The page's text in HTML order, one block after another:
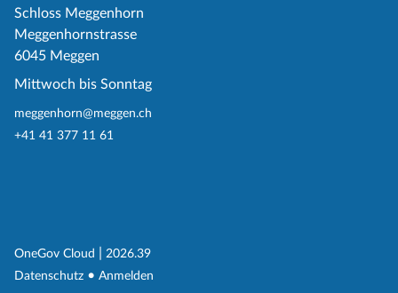
Schloss Meggenhorn
Meggenhornstrasse
6045 Meggen
Mittwoch bis Sonntag
meggenhorn@meggen.ch
+41 41 377 11 61
OneGov Cloud (External Link)
2026.39
Datenschutz (External Link)
Anmelden